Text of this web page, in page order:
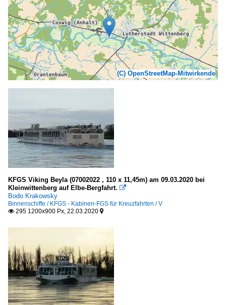
(C) OpenStreetMap-Mitwirkende
KFGS Viking Beyla (07002022 , 110 x 11,45m) am 09.03.2020 bei
Kleinwittenberg auf Elbe-Bergfahrt. 
Bodo Krakowsky
Binnenschiffe / KFGS - Kabinen-FGS für Kreuzfahrten / V
 295 1200x900 Px, 22.03.2020 